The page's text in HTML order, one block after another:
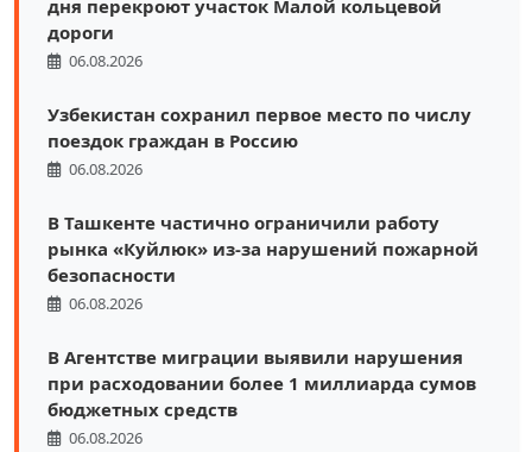
дня перекроют участок Малой кольцевой
дороги
06.08.2026
Узбекистан сохранил первое место по числу
поездок граждан в Россию
06.08.2026
В Ташкенте частично ограничили работу
рынка «Куйлюк» из-за нарушений пожарной
безопасности
06.08.2026
В Агентстве миграции выявили нарушения
при расходовании более 1 миллиарда сумов
бюджетных средств
06.08.2026